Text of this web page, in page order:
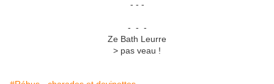
- - -
- - -
Ze Bath Leurre
> pas veau !